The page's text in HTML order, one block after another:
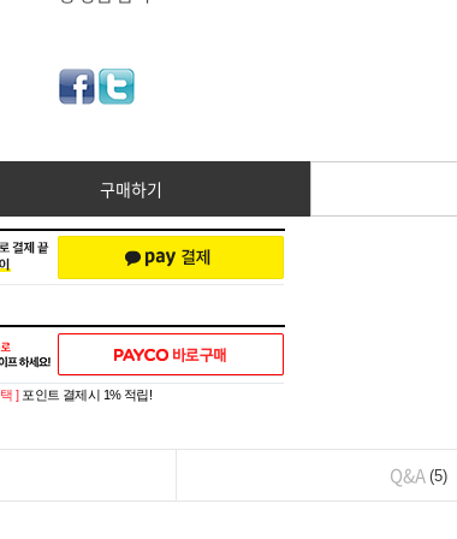
구매하기
] 포인트 결제시 1% 적립!
Q&A 5